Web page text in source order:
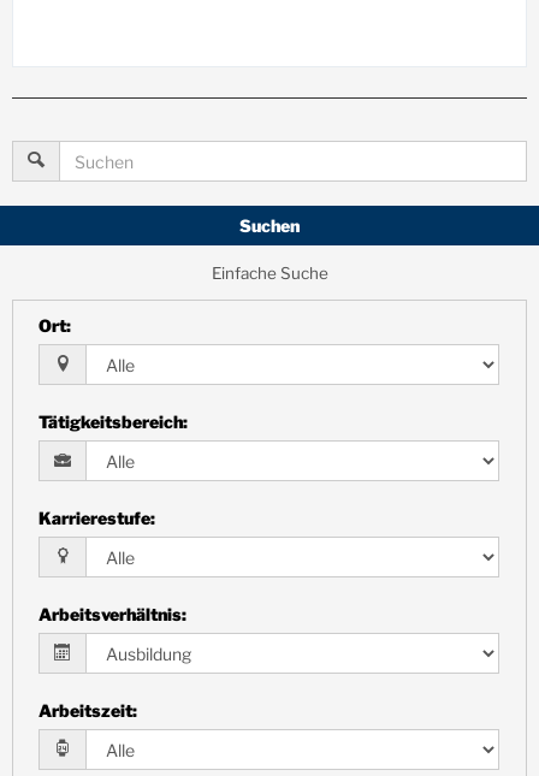
Suchen
Einfache Suche
Ort:
Tätigkeitsbereich:
Karrierestufe:
Arbeitsverhältnis:
Arbeitszeit: